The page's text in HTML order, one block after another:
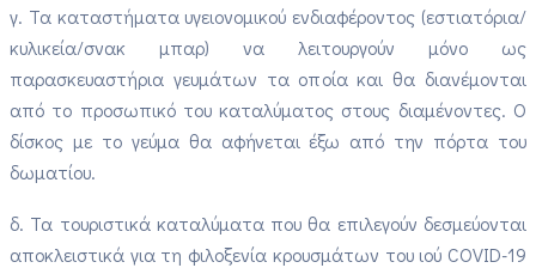
γ. Τα καταστήματα υγειονομικού ενδιαφέροντος (εστιατόρια/
κυλικεία/σνακ μπαρ) να λειτουργούν μόνο ως
παρασκευαστήρια γευμάτων τα οποία και θα διανέμονται
από το προσωπικό του καταλύματος στους διαμένοντες. Ο
δίσκος με το γεύμα θα αφήνεται έξω από την πόρτα του
δωματίου.
δ. Τα τουριστικά καταλύματα που θα επιλεγούν δεσμεύονται
αποκλειστικά για τη φιλοξενία κρουσμάτων του ιού COVID-19